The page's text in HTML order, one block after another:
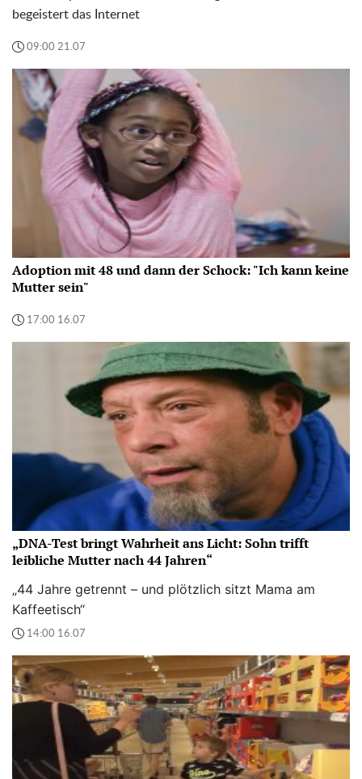
begeistert das Internet
09:00 21.07
Adoption mit 48 und dann der Schock: "Ich kann keine
Mutter sein"
17:00 16.07
„DNA-Test bringt Wahrheit ans Licht: Sohn trifft
leibliche Mutter nach 44 Jahren“
„44 Jahre getrennt – und plötzlich sitzt Mama am
Kaffeetisch“
14:00 16.07